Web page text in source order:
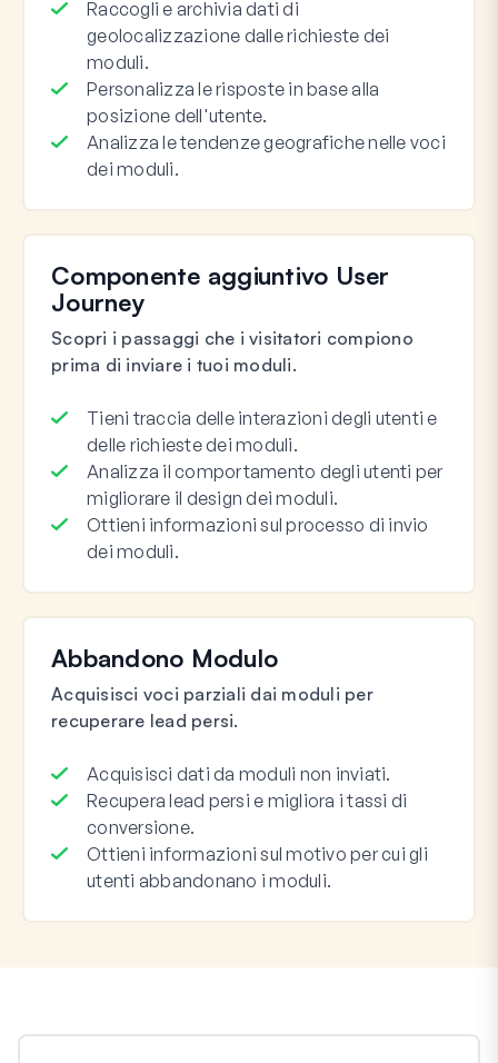
Raccogli e archivia dati di
geolocalizzazione dalle richieste dei
moduli.
Personalizza le risposte in base alla
posizione dell'utente.
Analizza le tendenze geografiche nelle voci
dei moduli.
Componente aggiuntivo User
Journey
Scopri i passaggi che i visitatori compiono
prima di inviare i tuoi moduli.
Tieni traccia delle interazioni degli utenti e
delle richieste dei moduli.
Analizza il comportamento degli utenti per
migliorare il design dei moduli.
Ottieni informazioni sul processo di invio
dei moduli.
Abbandono Modulo
Acquisisci voci parziali dai moduli per
recuperare lead persi.
Acquisisci dati da moduli non inviati.
Recupera lead persi e migliora i tassi di
conversione.
Ottieni informazioni sul motivo per cui gli
utenti abbandonano i moduli.